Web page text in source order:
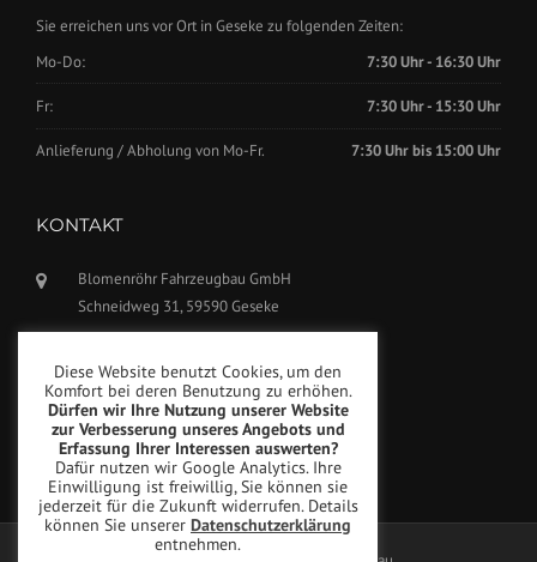
Sie erreichen uns vor Ort in Geseke zu folgenden Zeiten:
Mo-Do:
7:30 Uhr - 16:30 Uhr
Fr: 7:30 Uhr - 15:30 Uhr
Anlieferung / Abholung von Mo-Fr. 7:30 Uhr bis 15:00 Uhr
KONTAKT
Blomenröhr Fahrzeugbau GmbH
Schneidweg 31, 59590 Geseke
Fax: +49(0)2942-5799777
info@blomenroehr.com
Diese Website benutzt Cookies, um den
Komfort bei deren Benutzung zu erhöhen.
Dürfen wir Ihre Nutzung unserer Website
zur Verbesserung unseres Angebots und
Erfassung Ihrer Interessen auswerten?
Dafür nutzen wir Google Analytics. Ihre
Einwilligung ist freiwillig, Sie können sie
jederzeit für die Zukunft widerrufen. Details
können Sie unserer Datenschutzerklärung
entnehmen.